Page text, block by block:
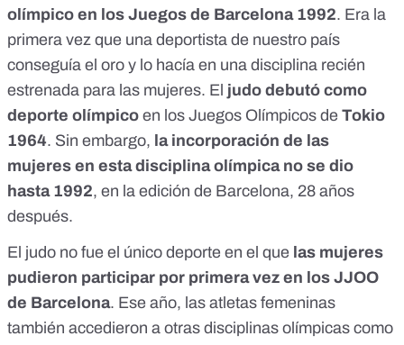
olímpico en los Juegos de Barcelona 1992. Era la
primera vez que una deportista de nuestro país
conseguía el oro y lo hacía en una disciplina recién
estrenada para las mujeres. El judo debutó como
deporte olímpico en los Juegos Olímpicos de Tokio
1964. Sin embargo, la incorporación de las
mujeres en esta disciplina olímpica no se dio
hasta 1992, en la edición de Barcelona, 28 años
después.
El judo no fue el único deporte en el que las mujeres
pudieron participar por primera vez en los JJOO
de Barcelona. Ese año, las atletas femeninas
también accedieron a otras disciplinas olímpicas como